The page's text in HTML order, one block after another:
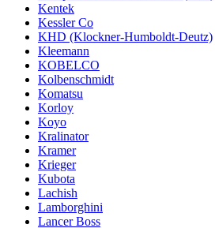
Kentek
Kessler Co
KHD (Klockner-Humboldt-Deutz)
Kleemann
KOBELCO
Kolbenschmidt
Komatsu
Korloy
Koyo
Kralinator
Kramer
Krieger
Kubota
Lachish
Lamborghini
Lancer Boss